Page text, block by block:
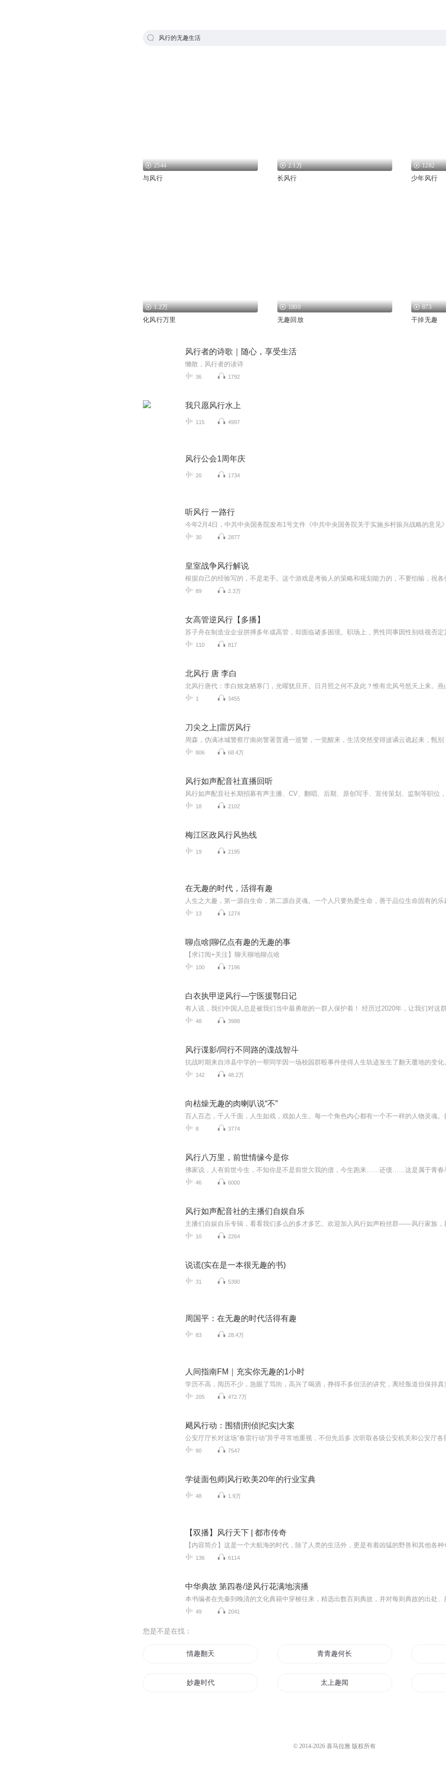
风行的无趣生活
2544
与风行
2.1万
长风行
1282
少年风行
1.2万
化风行万里
1800
无趣回放
873
干掉无趣
风行者的诗歌｜随心，享受生活
懒散，风行者的读诗
36 1792
我只愿风行水上
115 4997
风行公会1周年庆
20 1734
听风行 一路行
30 2877
皇室战争风行解说
根据自己的经验写的，不是老手。这个游戏是考验人的策略和规划能力的，不要怕输，祝各
89 2.3万
女高管逆风行【多播】
110 817
北风行 唐 李白
1 3455
刀尖之上|雷厉风行
806 68.4万
风行如声配音社直播回听
18 2102
梅江区政风行风热线
19 2195
在无趣的时代，活得有趣
13 1274
聊点啥|聊亿点有趣的无趣的事
【求订阅+关注】聊天聊地聊点啥
100 7196
白衣执甲逆风行—宁医援鄂日记
48 3988
风行谍影/同行不同路的谍战智斗
142 48.2万
向枯燥无趣的肉喇叭说“不”
8 3774
风行八万里，前世情缘今是你
佛家说，人有前世今生，不知你是不是前世欠我的债，今生跑来……还债……这是属于青
46 6000
风行如声配音社的主播们自娱自乐
主播们自娱自乐专辑，看看我们多么的多才多艺。欢迎加入风行如声粉丝群——风行家族，
10 2264
说谎(实在是一本很无趣的书)
31 5390
周国平：在无趣的时代活得有趣
83 28.4万
人间指南FM｜充实你无趣的1小时
205 472.7万
飓风行动：围猎|刑侦|纪实|大案
90 7547
学徒面包师|风行欧美20年的行业宝典
48 1.9万
【双播】风行天下 | 都市传奇
136 6114
中华典故 第四卷/逆风行花满地演播
49 2041
您是不是在找：
情趣翻天 青青趣何长
妙趣时代 太上趣闻
© 2014-2026 喜马拉雅 版权所有